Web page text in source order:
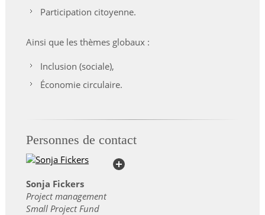
Participation citoyenne.
Ainsi que les thèmes globaux :
Inclusion (sociale),
Économie circulaire.
Personnes de contact
Sonja Fickers
Project management
Small Project Fund